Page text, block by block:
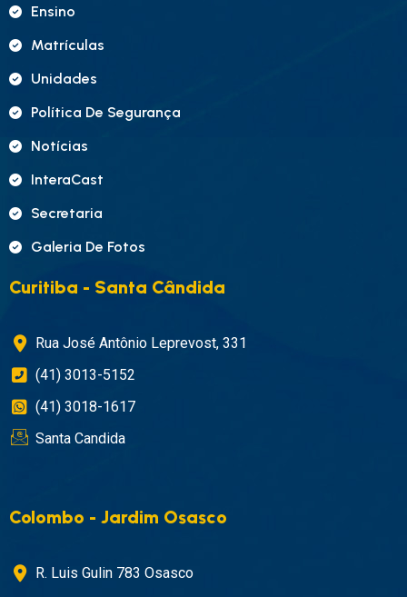
Ensino
Matrículas
Unidades
Política De Segurança
Notícias
InteraCast
Secretaria
Galeria De Fotos
Curitiba - Santa Cândida
Rua José Antônio Leprevost, 331
(41) 3013-5152
(41) 3018-1617
Santa Candida
Colombo - Jardim Osasco
R. Luis Gulin 783 Osasco